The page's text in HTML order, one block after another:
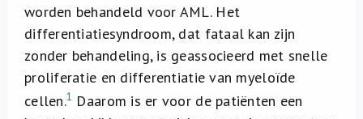
worden behandeld voor AML. Het
differentiatiesyndroom, dat fataal kan zijn
zonder behandeling, is geassocieerd met snelle
proliferatie en differentiatie van myeloïde
cellen.1 Daarom is er voor de patiënten een